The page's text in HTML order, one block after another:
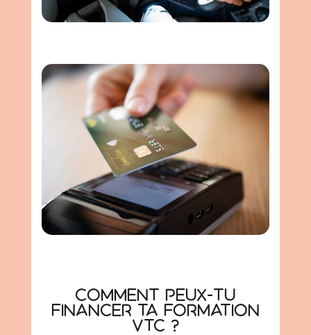
Comment peux-tu
financer ta formation
VTC ?